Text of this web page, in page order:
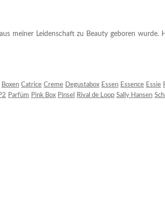
meiner Leidenschaft zu Beauty geboren
Boxen Catrice Creme Degustabox Essen Essence Essie
Parfüm Pink Box Pinsel Rival de Loop Sally Hansen